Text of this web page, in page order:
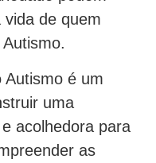
de quem
Autismo é um
uma
acolhedora para
as